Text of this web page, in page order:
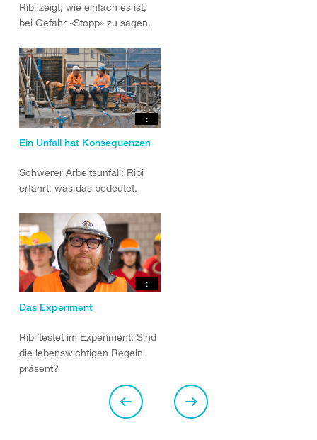
Ribi zeigt, wie einfach es ist,
bei Gefahr «Stopp» zu sagen.
:
Ein Unfall hat Konsequenzen
Schwerer Arbeitsunfall: Ribi
erfährt, was das bedeutet.
:
Das Experiment
Ribi testet im Experiment: Sind
die lebenswichtigen Regeln
präsent?